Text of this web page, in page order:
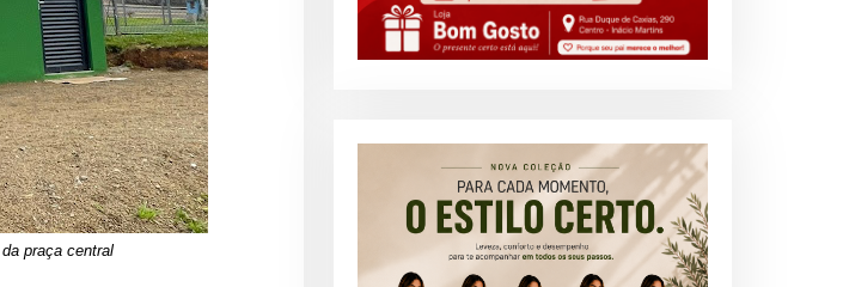
praça central